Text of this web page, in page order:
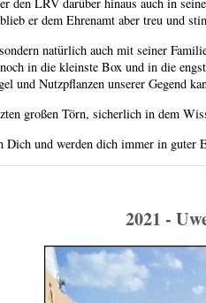
er dem Ehrenamt aber treu und
natürlich auch mit seiner
in die kleinste Box und in die
und Nutzpflanzen unserer Gegend
großen Törn, sicherlich in dem
Dich und werden dich immer in guter
2021 -